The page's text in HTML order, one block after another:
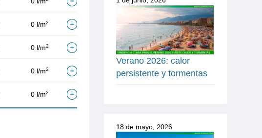
0 l/m2
0 l/m2
0 l/m2
0 l/m2
Verano 2026: calor
persistente y tormentas
18 de mayo, 2026